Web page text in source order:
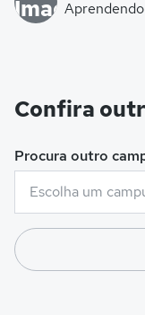
Confira
Procura outro